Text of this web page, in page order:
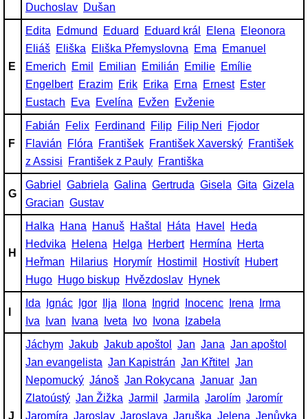
Duchoslav Dušan
E
Edita Edmund Eduard Eduard král Elena
Eleonora
Eliáš Eliška Eliška Přemyslovna Ema
Emanuel
Emerich
Emil Emilian Emilián Emilie Emílie
Engelbert Erazim Erik Erika Erna Ernest Ester
Eustach
Eva Evelína Evžen Evženie
F
Fabián Felix Ferdinand Filip Filip Neri
Fjodor
Flavián
Flóra František František Xaverský František
z Assisi
František z Pauly Františka
G
Gabriel Gabriela Galina Gertruda Gisela Gita Gizela
Gracian Gustav
H
Halka Hana Hanuš Haštal Háta Havel
Heda
Hedvika
Helena Helga Herbert Hermína
Herta
Heřman
Hilarius Horymír Hostimil Hostivít Hubert
Hugo Hugo biskup Hvězdoslav Hynek
Ida Ignác Igor Ilja Ilona Ingrid Inocenc Irena
Irma
Iva
Ivan Ivana Iveta Ivo Ivona Izabela
J
Jáchym Jakub Jakub apoštol Jan Jana Jan apoštol
Jan evangelista Jan Kapistrán Jan Křtitel
Jan
Nepomucký Jánoš Jan Rokycana Januar Jan
Zlatoústý Jan Žižka Jarmil Jarmila Jarolím Jaromír
Jaromíra Jaroslav Jaroslava Jaruška Jelena Jenůvka